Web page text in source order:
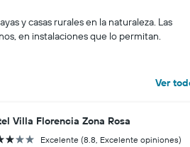
y casas rurales en la naturaleza. Las
en instalaciones que lo permitan.
Ver
Villa Florencia Zona Rosa
Excelente (8.8, Excelente opiniones)